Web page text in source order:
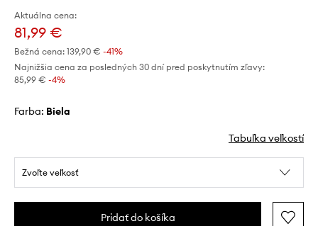
Aktuálna cena:
81,99 €
Bežná cena: 139,90 € -41%
Najnižšia cena za posledných 30 dní pred poskytnutím zľavy:
85,99 € -4%
Farba: biela
Tabuľka veľkostí
Zvoľte veľkosť
Pridať do košíka